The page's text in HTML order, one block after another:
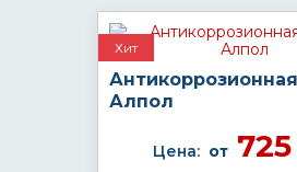
Хит
Алпол
Цена: от725